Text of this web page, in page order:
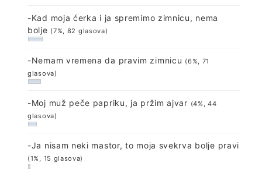
-Kad moja ćerka i ja spremimo zimnicu, nema
bolje (7%, 82 glasova)
-Nemam vremena da pravim zimnicu (6%, 71
glasova)
-Moj muž peče papriku, ja pržim ajvar (4%, 44
glasova)
-Ja nisam neki mastor, to moja svekrva bolje pravi
(1%, 15 glasova)